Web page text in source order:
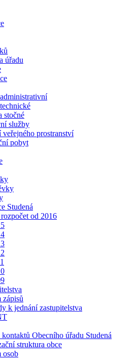
úřadu
stočné
služby
prostranství
pobyt
Studená
od 2016
zápisů
k jednání zastupitelstva
kontaktů Obecního úřadu Studená
struktura obce
osob